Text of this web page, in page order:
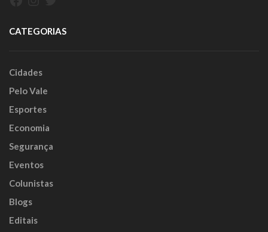
CATEGORIAS
Cidades
Pelo Vale
Esportes
Economia
Segurança
Eventos
Colunistas
Blogs
Editais